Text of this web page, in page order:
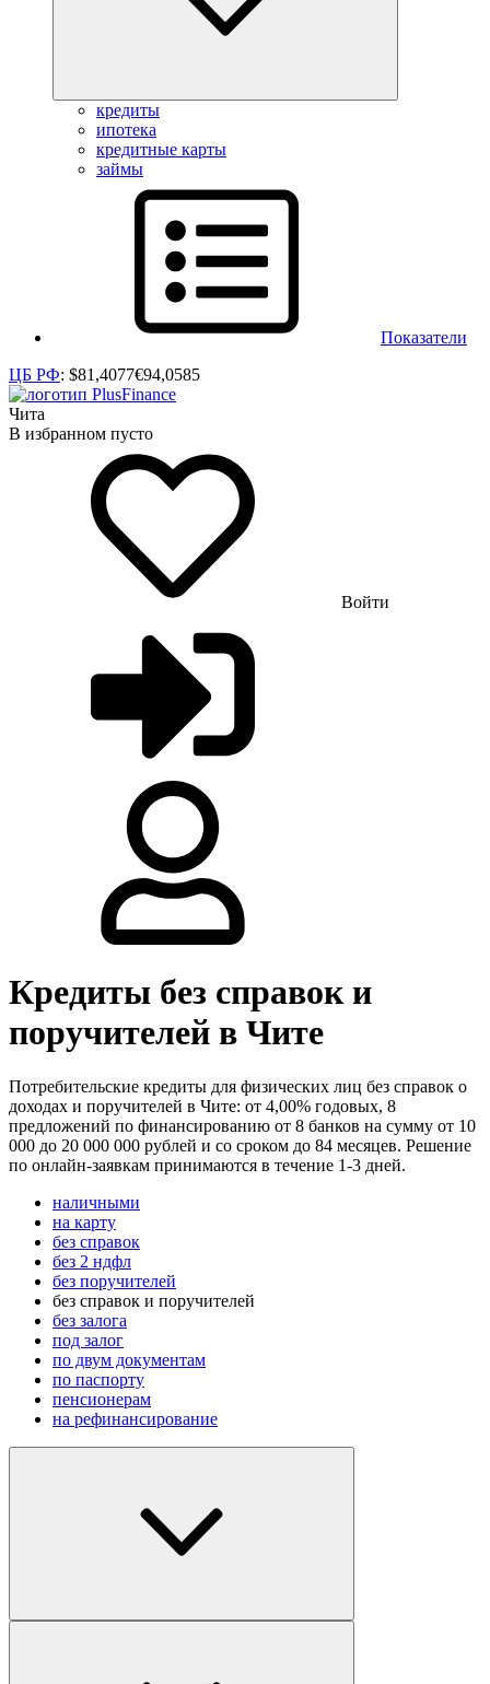
кредиты
ипотека
кредитные карты
займы
Показатели
ЦБ РФ: $81,4077€94,0585
Чита
В избранном пусто
Войти
Кредиты без справок и
поручителей в Чите
Потребительские кредиты для физических лиц без справок о
доходах и поручителей в Чите: от 4,00% годовых, 8
предложений по финансированию от 8 банков на сумму от 10
000 до 20 000 000 рублей и со сроком до 84 месяцев. Решение
по онлайн-заявкам принимаются в течение 1-3 дней.
наличными
на карту
без справок
без 2 ндфл
без поручителей
без справок и поручителей
без залога
под залог
по двум документам
по паспорту
пенсионерам
на рефинансирование